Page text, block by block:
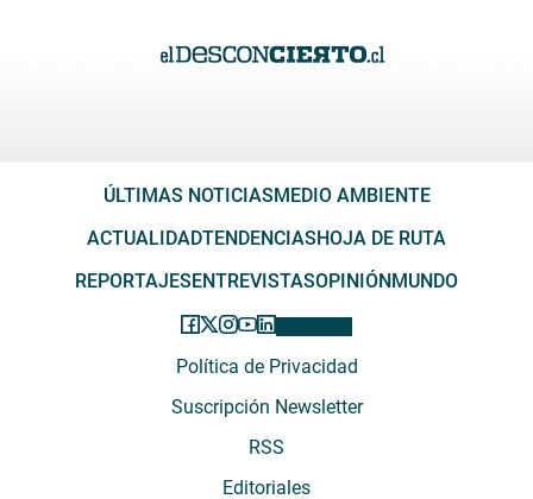
ÚLTIMAS NOTICIASMEDIO AMBIENTE
ACTUALIDADTENDENCIASHOJA DE RUTA
REPORTAJESENTREVISTASOPINIÓNMUNDO
Política de Privacidad
Suscripción Newsletter
RSS
Editoriales